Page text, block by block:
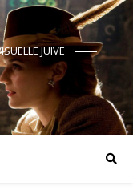
JUIVE